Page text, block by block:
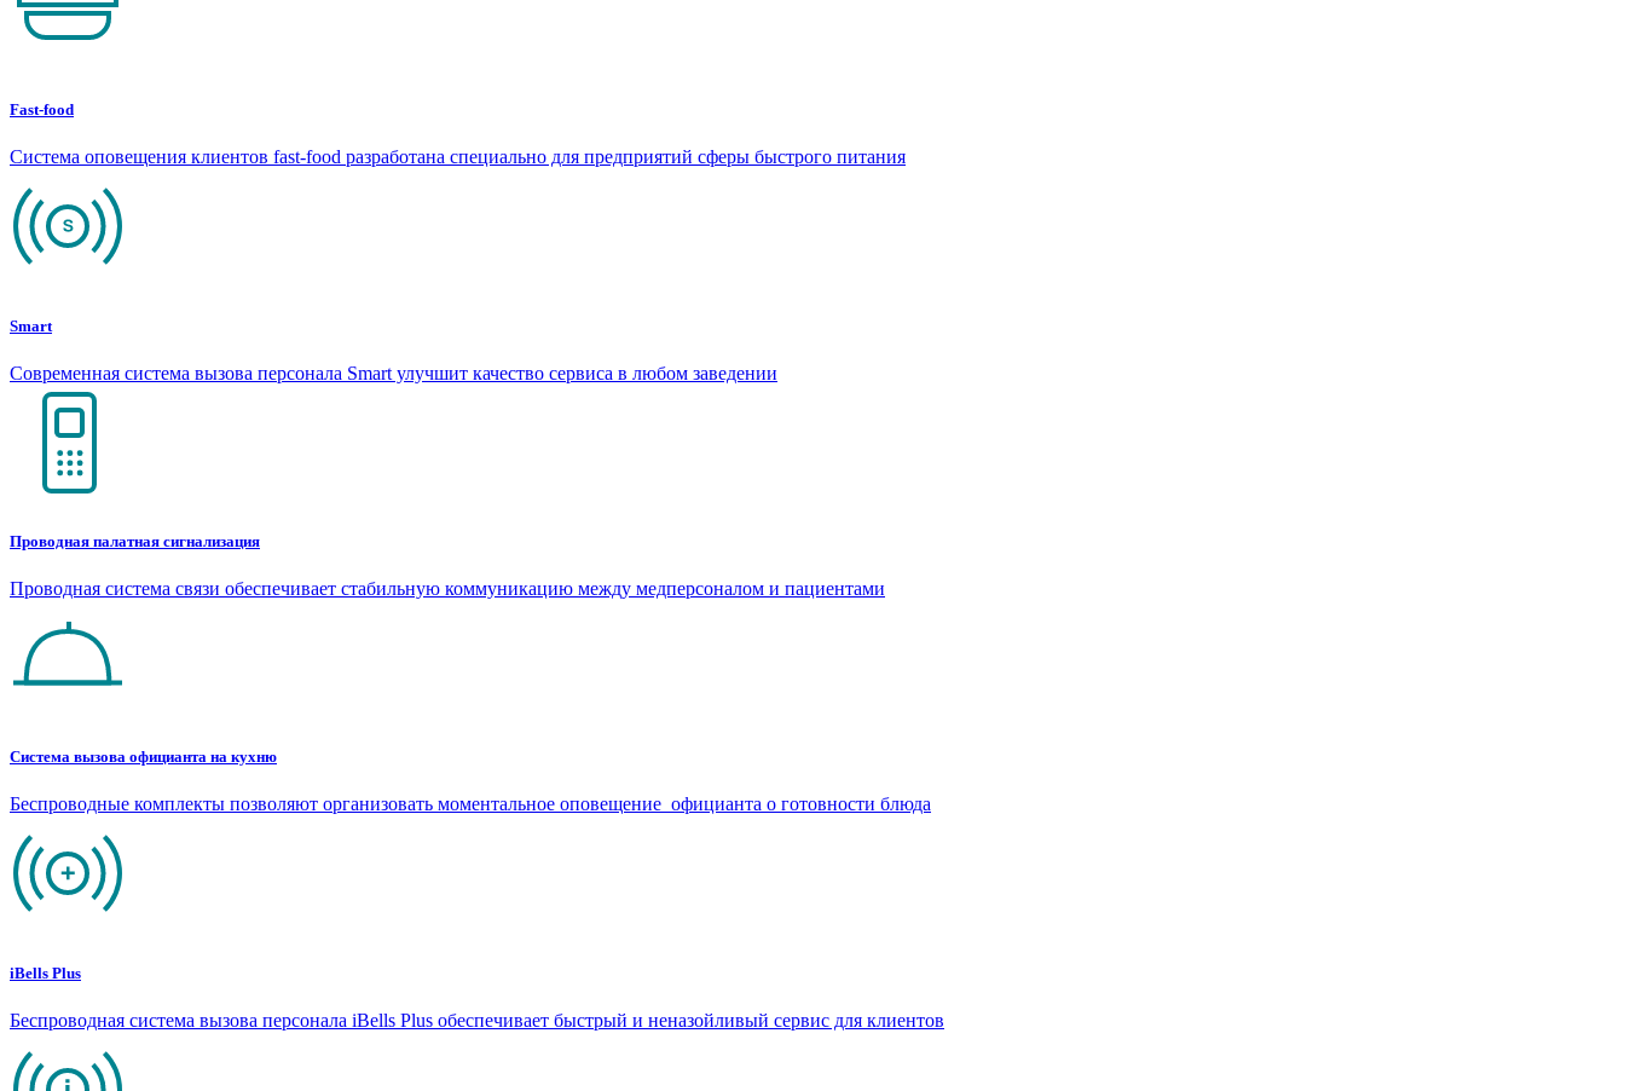
Fast-food
Система оповещения клиентов fast-food разработана специально для предприятий сферы быстрого питания
Smart
Современная система вызова персонала Smart улучшит качество сервиса в любом заведении
Проводная палатная сигнализация
Проводная система связи обеспечивает стабильную коммуникацию между медперсоналом и пациентами
Система вызова официанта на кухню
Беспроводные комплекты позволяют организовать моментальное оповещение официанта о готовности блюда
iBells Plus
Беспроводная система вызова персонала iBells Plus обеспечивает быстрый и неназойливый сервис для клиентов